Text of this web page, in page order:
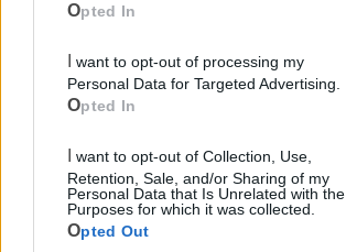
Opted In
Personal Data for Targeted Advertising.
Opted In
Retention, Sale, and/or Sharing of my
Personal Data that Is Unrelated with the
Purposes for which it was collected.
Opted Out
Mondo CIA